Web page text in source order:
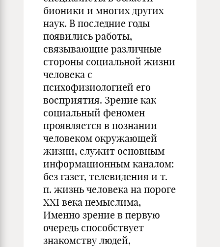
бионики и многих других
наук. В последние годы
появились работы,
связывающие различные
стороны социальной жизни
человека с
психофизиологией его
восприятия. Зрение как
социальный феномен
проявляется в познании
человеком окружающей
жизни, служит основным
информационным каналом:
без газет, телевидения и т.
п. жизнь человека на пороге
ХХI века немыслима,
Именно зрение в первую
очередь способствует
знакомству людей,